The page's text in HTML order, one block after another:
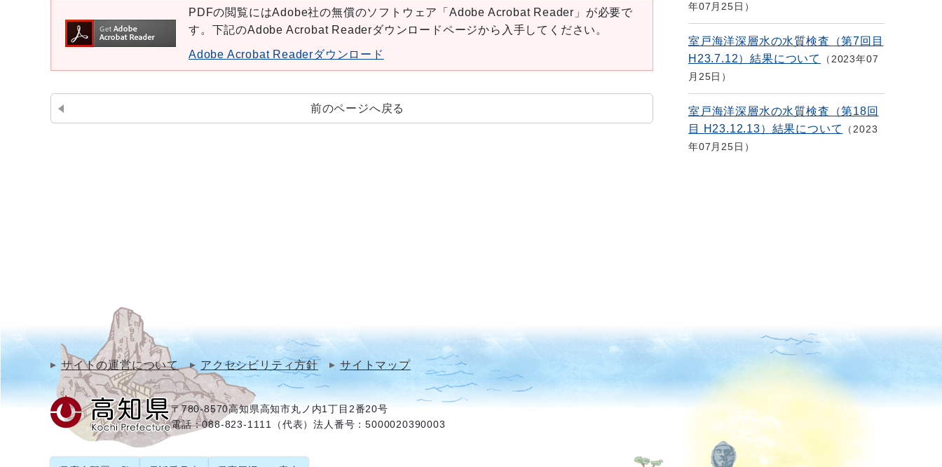
PDFの閲覧にはAdobe社の無償のソフトウェア「Adobe Acrobat Reader」が必要で
す。下記のAdobe Acrobat Readerダウンロードページから入手してください。
Adobe Acrobat Readerダウンロード
前のページへ戻る
年07月25日
室戸海洋深層水の水質検査（第7回目
H23.7.12）結果について
2023年07
月25日
室戸海洋深層水の水質検査（第18回
目 H23.12.13）結果について
2023
年07月25日
サイトの運営について アクセシビリティ方針 サイトマップ
〒780-8570高知県高知市丸ノ内1丁目2番20号
電話：088-823-1111（代表）法人番号：5000020390003